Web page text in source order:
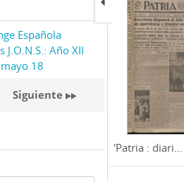
Española
Año XII
18
Siguiente
'Patria : diari...